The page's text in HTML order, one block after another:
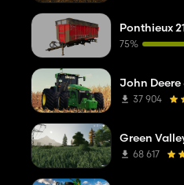
Ponthieux
75%
John Deere
37 904
Green
68 617